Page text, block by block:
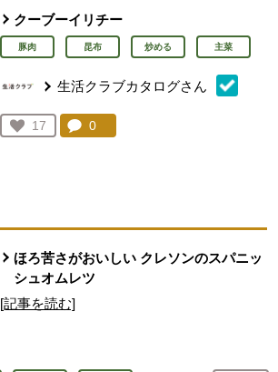
クーブーイリチー
豚肉 昆布 炒める 主菜
生活クラブカタログさん
お気に入り登録：
17
人が登録
コメント：
0
ほろ苦さがおいしい クレソンのスパニッ
シュオムレツ
[記事を読む]